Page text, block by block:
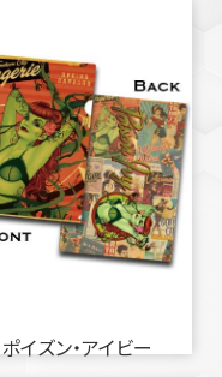
ポイズン・アイビー